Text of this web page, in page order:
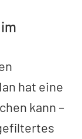
hat eine
kann –